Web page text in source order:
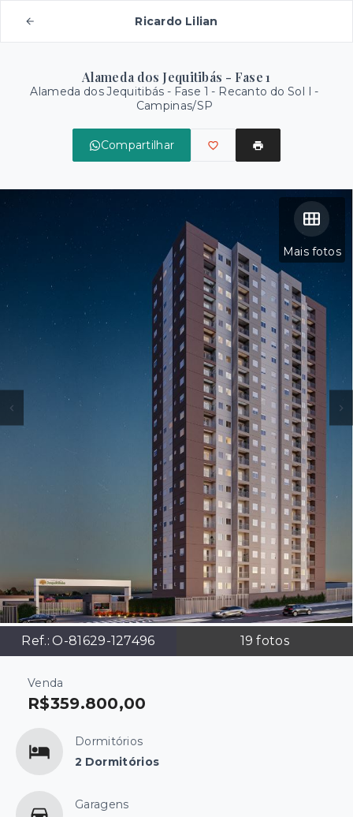
Ricardo Lilian
Alameda dos Jequitibás - Fase 1
Alameda dos Jequitibás - Fase 1 - Recanto do Sol I -
Campinas/SP
Compartilhar
Mais fotos
Ref.:O-81629-127496 19 fotos
Venda
R$359.800,00
Dormitórios
2 Dormitórios
Garagens